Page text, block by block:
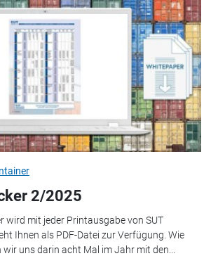
2/2025
wird mit jeder Printausgabe von SUT
Ihnen als PDF-Datei zur Verfügung. Wie
uns darin acht Mal im Jahr mit den...